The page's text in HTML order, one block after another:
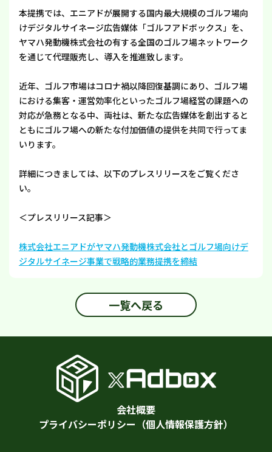
本提携では、エニアドが展開する国内最大規模のゴルフ場向
けデジタルサイネージ広告媒体「ゴルフアドボックス」を、
ヤマハ発動機株式会社の有する全国のゴルフ場ネットワーク
を通じて代理販売し、導入を推進致します。
近年、ゴルフ市場はコロナ禍以降回復基調にあり、ゴルフ場
における集客・運営効率化といったゴルフ場経営の課題への
対応が急務となる中、両社は、新たな広告媒体を創出すると
ともにゴルフ場への新たな付加価値の提供を共同で行ってま
いります。
詳細につきましては、以下のプレスリリースをご覧くださ
い。
＜プレスリリース記事＞
株式会社エニアドがヤマハ発動機株式会社とゴルフ場向けデ
ジタルサイネージ事業で戦略的業務提携を締結
一覧へ戻る
会社概要
プライバシーポリシー（個人情報保護方針）